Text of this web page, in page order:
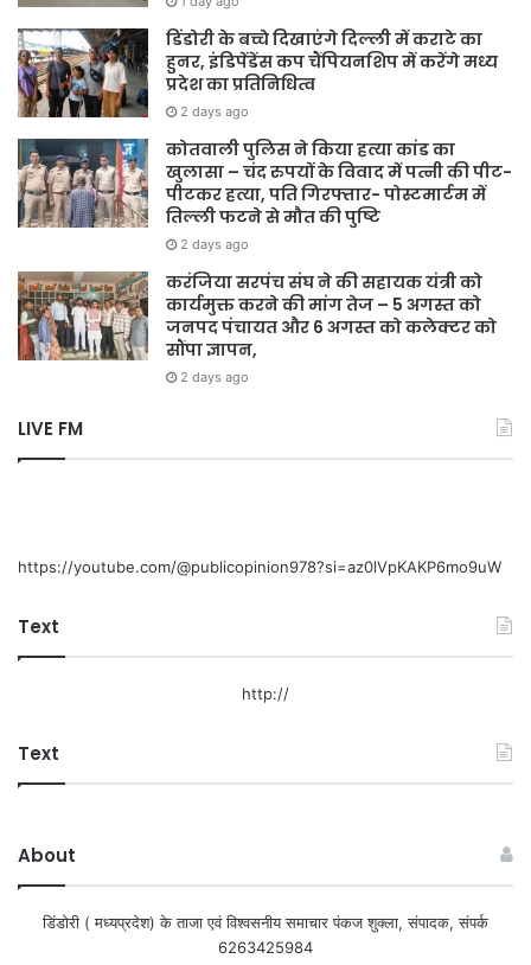
डिंडोरी के बच्चे दिखाएंगे दिल्ली में कराटे का
हुनर, इंडिपेंडेंस कप चैंपियनशिप में करेंगे मध्य
प्रदेश का प्रतिनिधित्व
2 days ago
कोतवाली पुलिस ने किया हत्या कांड का
खुलासा – चंद रुपयों के विवाद में पत्नी की पीट-
पीटकर हत्या, पति गिरफ्तार- पोस्टमार्टम में
तिल्ली फटने से मौत की पुष्टि
2 days ago
करंजिया सरपंच संघ ने की सहायक यंत्री को
कार्यमुक्त करने की मांग तेज – 5 अगस्त को
जनपद पंचायत और 6 अगस्त को कलेक्टर को
सौंपा ज्ञापन,
2 days ago
LIVE FM
https://youtube.com/@publicopinion978?si=az0lVpKAKP6mo9uW
Text
http://
Text
About
डिंडोरी ( मध्यप्रदेश) के ताजा एवं विश्वसनीय समाचार पंकज शुक्ला, संपादक, संपर्क
6263425984